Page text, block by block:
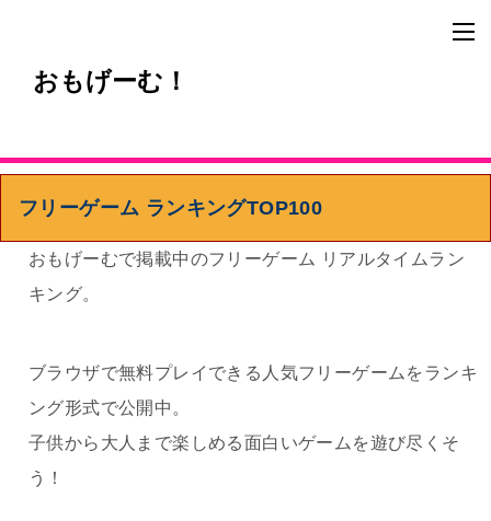
おもげーむ！
フリーゲーム ランキングTOP100
おもげーむで掲載中のフリーゲーム リアルタイムラン
キング。
ブラウザで無料プレイできる人気フリーゲームをランキ
ング形式で公開中。
子供から大人まで楽しめる面白いゲームを遊び尽くそ
う！